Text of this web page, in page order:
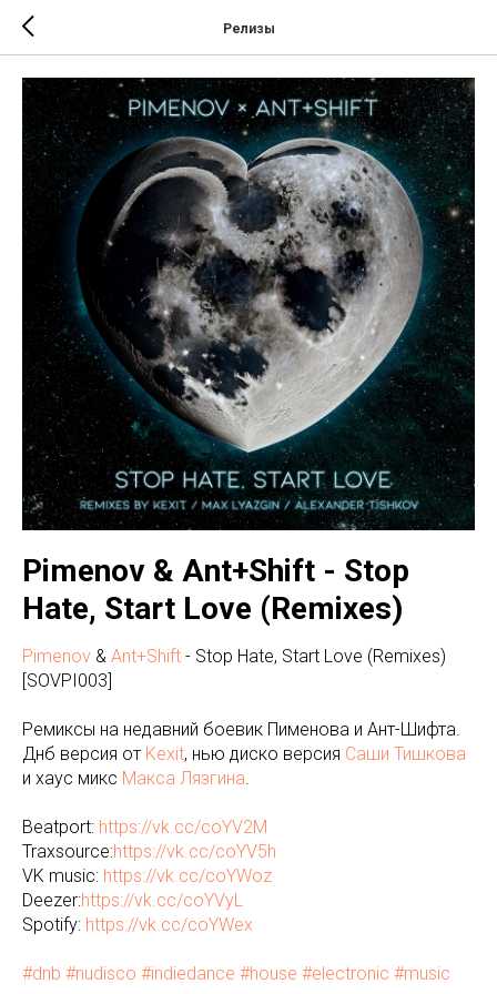
Релизы
Pimenov & Ant+Shift - Stop
Hate, Start Love (Remixes)
Pimenov & Ant+Shift - Stop Hate, Start Love (Remixes)
[SOVPI003]
Ремиксы на недавний боевик Пименова и Ант-Шифта.
Днб версия от Kexit, нью диско версия Саши Тишкова
и хаус микс Макса Лязгина.
Beatport: https://vk.cc/coYV2M
Traxsource:https://vk.cc/coYV5h
VK music: https://vk.cc/coYWoz
Deezer:https://vk.cc/coYVyL
Spotify: https://vk.cc/coYWex
#dnb #nudisco #indiedance #house #electronic #music